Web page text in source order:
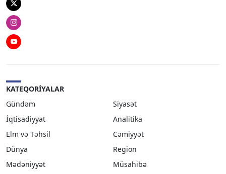
Twitter
Instagram
Youtube
KATEQORIYALAR
Gündəm
Siyasət
İqtisadiyyat
Analitika
Elm və Təhsil
Cəmiyyət
Dünya
Region
Mədəniyyət
Müsahibə